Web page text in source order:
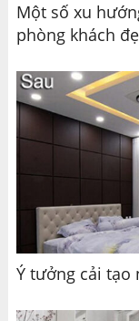
Một số xu
phòng khách
Ý tưởng cải tạo